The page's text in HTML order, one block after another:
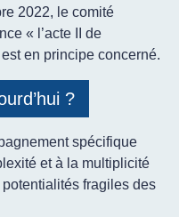
2022, le comité
« l’acte II de
en principe concerné.
?
spécifique
et à la multiplicité
fragiles des